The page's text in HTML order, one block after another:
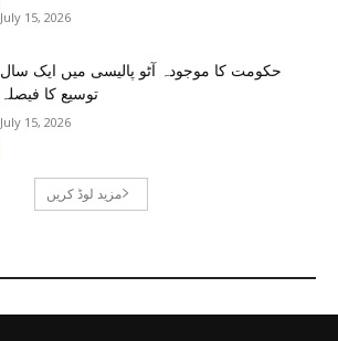
July 15, 2026
حکومت کا موجودہ آٹو پالیسی میں ایک سال
توسیع کا فیصلہ
July 15, 2026
مزید لوڈ کریں